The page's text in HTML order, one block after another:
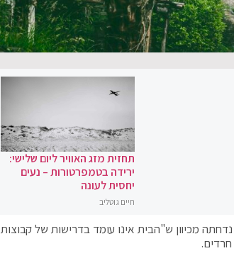
תחזית מזג האוויר ליום שלישי:
ירידה בטמפרטורות – נעים
יחסית לעונה
חיים גוטליב
מכיוון ש"הבית אינו עומד בדרישות של קבוצות
חרדים.